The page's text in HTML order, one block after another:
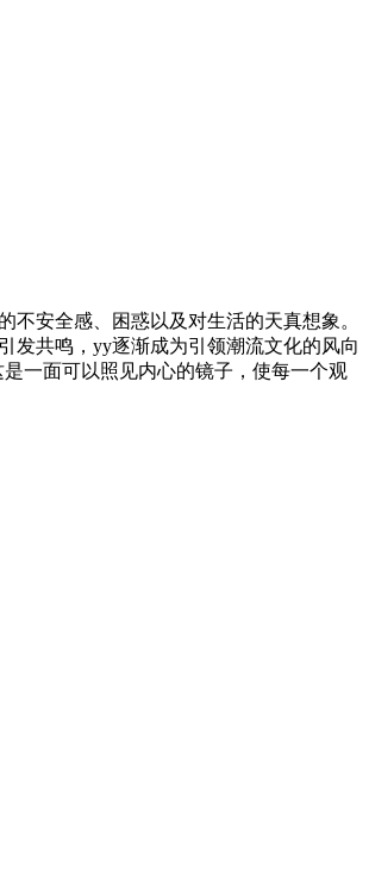
安全感、困惑以及对生活的天真想象。
发共鸣，yy逐渐成为引领潮流文化的风向
一面可以照见内心的镜子，使每一个观